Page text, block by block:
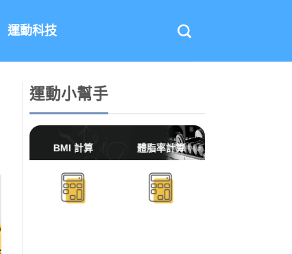
運動科技
運動小幫手
BMI 計算 體脂率計算